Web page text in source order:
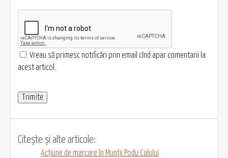
Vreau să primesc notificări prin email cînd apar comentarii la
acest articol.
Citește și alte articole:
Acțiune de marcare în Munții Podu Calului